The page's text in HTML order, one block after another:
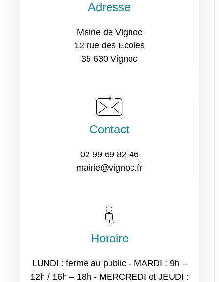
Adresse
Mairie de Vignoc
12 rue des Ecoles
35 630 Vignoc
Contact
02 99 69 82 46
mairie@vignoc.fr
Horaire
LUNDI : fermé au public - MARDI : 9h –
12h / 16h – 18h - MERCREDI et JEUDI :